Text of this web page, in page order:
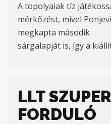
A topolyaiak tíz
mérkőzést, mivel
megkapta második
sárgalapját is, így a
LLT
FORDULÓ